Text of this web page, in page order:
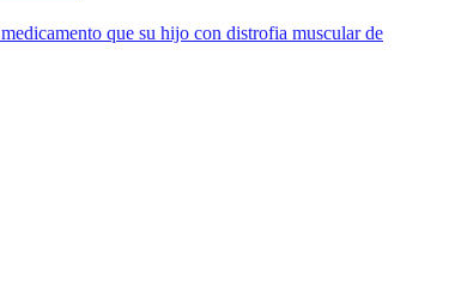
que su hijo con distrofia muscular de